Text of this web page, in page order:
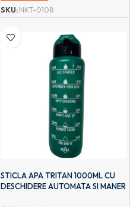
SKU:NKT-0108
STICLA APA TRITAN 1000ML CU
DESCHIDERE AUTOMATA SI MANER